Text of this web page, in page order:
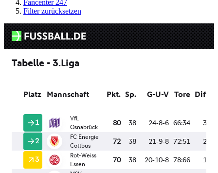
Fancenter 247
Filter zurücksetzen